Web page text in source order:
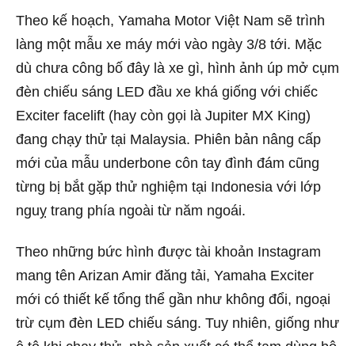
Theo kế hoạch, Yamaha Motor Việt Nam sẽ trình
làng một mẫu xe máy mới vào ngày 3/8 tới. Mặc
dù chưa công bố đây là xe gì, hình ảnh úp mở cụm
đèn chiếu sáng LED đầu xe khá giống với chiếc
Exciter facelift (hay còn gọi là Jupiter MX King)
đang chạy thử tại Malaysia. Phiên bản nâng cấp
mới của mẫu underbone côn tay đình đám cũng
từng bị bắt gặp thử nghiệm tại Indonesia với lớp
nguỵ trang phía ngoài từ năm ngoái.
Theo những bức hình được tài khoản Instagram
mang tên Arizan Amir đăng tải, Yamaha Exciter
mới có thiết kế tổng thể gần như không đổi, ngoại
trừ cụm đèn LED chiếu sáng. Tuy nhiên, giống như